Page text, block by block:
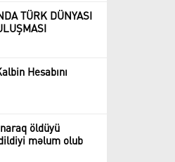
TÜRK DÜNYASI
Hesabını
öldüyü
məlum olub